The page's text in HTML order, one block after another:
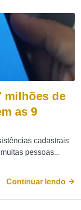
milhões de
as 9
cadastrais
pessoas...
Continuar lendo